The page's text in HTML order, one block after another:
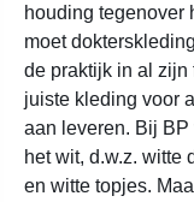
houding tegenover
moet
de praktijk in al zijn
juiste kleding voor
aan leveren. Bij
het wit, d.w.z. witte
en witte topjes.